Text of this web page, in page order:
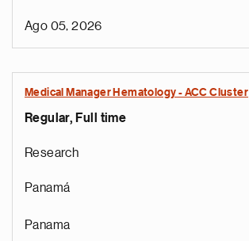
Ago 05, 2026
Medical Manager Hematology - ACC Cluster
Regular, Full time
Research
Panamá
Panama